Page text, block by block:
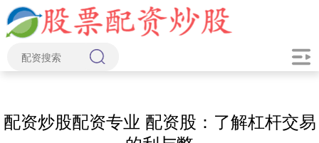
配资炒股配资专业 配资股：了解杠杆交易